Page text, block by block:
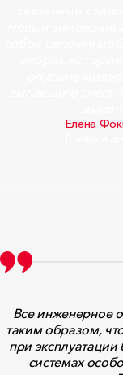
Елена
Все инженерное
таким образом,
при
системах